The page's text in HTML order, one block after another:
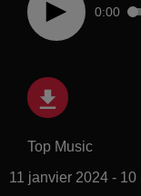
0:00
Top Music
11 janvier 2024 - 10